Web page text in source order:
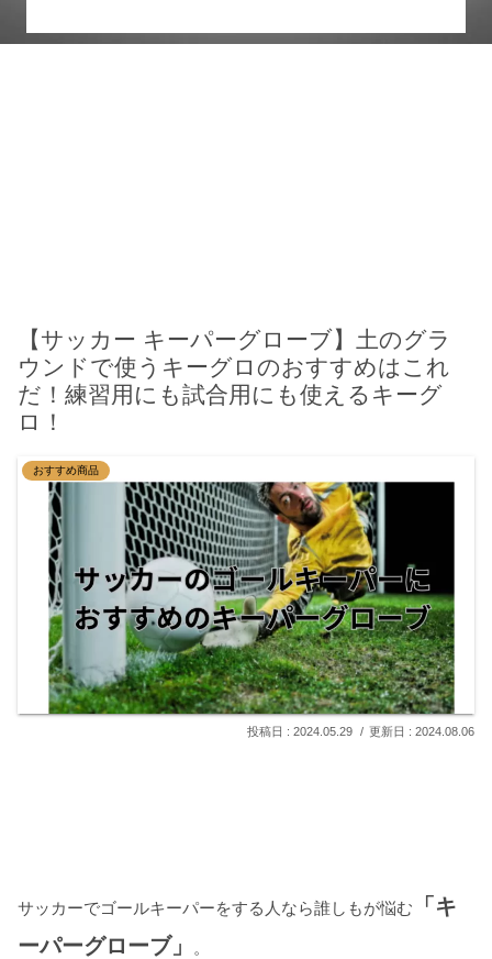
【サッカー キーパーグローブ】土のグラ
ウンドで使うキーグロのおすすめはこれ
だ！練習用にも試合用にも使えるキーグ
ロ！
おすすめ商品
2024.05.29 2024.08.06
サッカーでゴールキーパーをする人なら誰しもが悩む
「キ
ーパーグローブ」
。